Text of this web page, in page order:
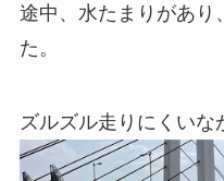
途中、水たまりがあり
た。
ズルズル走りにくいな